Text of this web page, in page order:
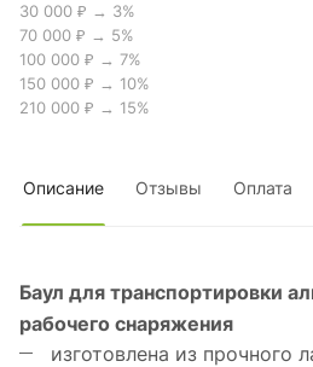
30 000 ₽ → 3%
70 000 ₽ → 5%
100 000 ₽ → 7%
150 000 ₽ → 10%
210 000 ₽ → 15%
Описание Отзывы Оплата
Баул для транспортировки
рабочего снаряжения
изготовлена из прочного